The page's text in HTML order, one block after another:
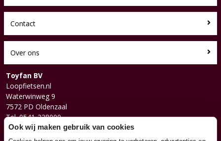
Contact
Over ons
Toyfan BV
Loopfietsen.nl
Waterwinweg 9
7572 PD Oldenzaal
Tel. 0541-228000
Facebook
Instagram
Ook wij maken gebruik van cookies